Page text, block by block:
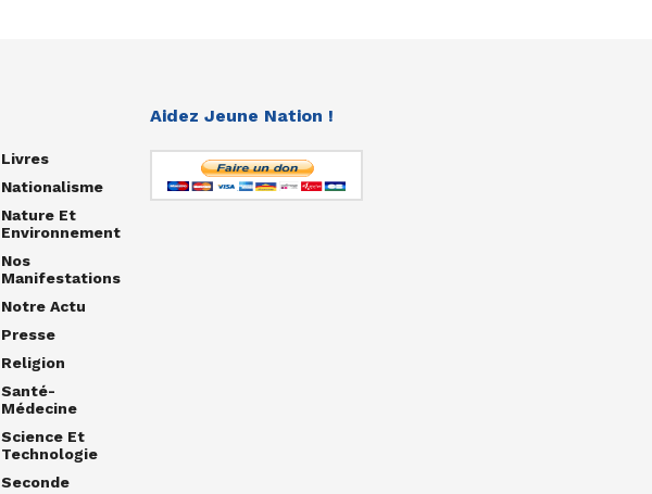
Livres
Nationalisme
Nature Et
Environnement
Nos
Manifestations
Notre Actu
Presse
Religion
Santé-
Médecine
Science Et
Technologie
Seconde
Aidez Jeune Nation !